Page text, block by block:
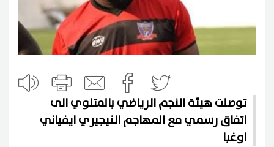
توصلت هيئة النجم الرياضي بالمتلوي الى
اتفاق رسمي مع المهاجم النيجيري ايفياني
اوغبا